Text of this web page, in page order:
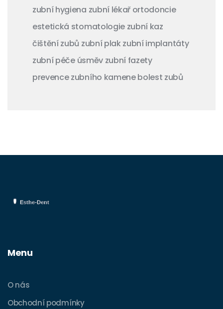
zubní hygiena zubní lékař ortodoncie
estetická stomatologie zubní kaz
čištění zubů zubní plak zubní implantáty
zubní péče úsměv zubní fazety
prevence zubního kamenebolest zubů
Menu
O nás
Obchodní podmínky